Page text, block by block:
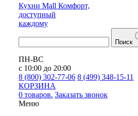
Кухни Mall Комфорт,
доступный
каждому
Поиск
ПН-ВС
с 10:00 до 20:00
8 (800) 302-77-06 8 (499) 348-15-11
КОРЗИНА
0 товаров. Заказать звонок
Меню